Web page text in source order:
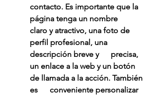
contacto. Es importante que la
página tenga un nombre
claro y atractivo, una foto de
perfil profesional, una
descripción breve y      precisa,
un enlace a la web y un botón
de llamada a la acción. También
es      conveniente personalizar